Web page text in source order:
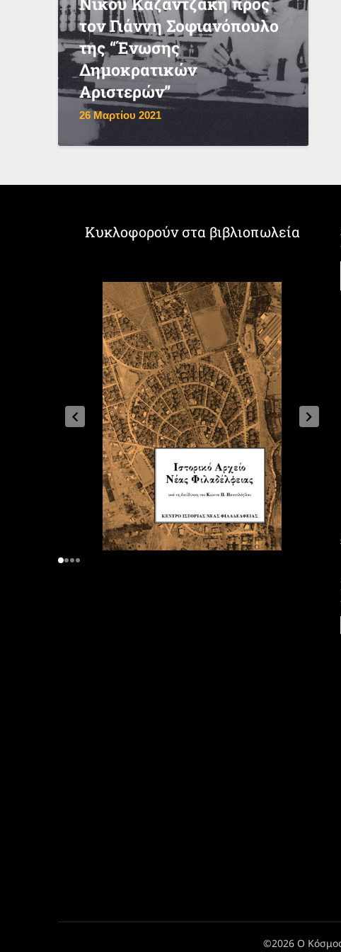
τον Γιάννη Σοφιανόπουλο
της “Ένωσης
Δημοκρατικών
Αριστερών”
26 Μαρτίου 2021
Κυκλοφορούν στα βιβλιοπωλεία
©2026 Ο